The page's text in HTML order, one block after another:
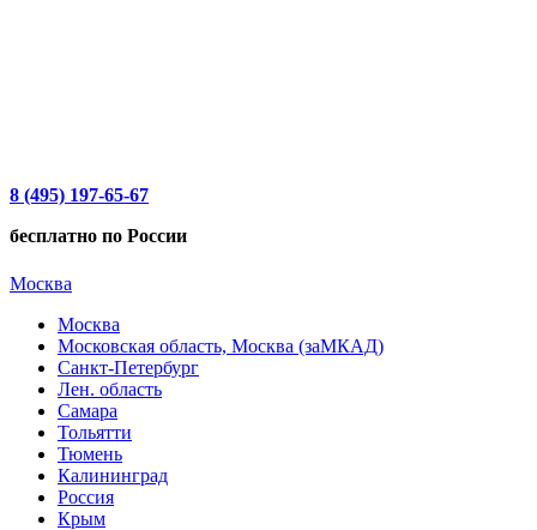
8 (495) 197-65-67
бесплатно по России
Москва
Москва
Московская область, Москва (заМКАД)
Санкт-Петербург
Лен. область
Самара
Тольятти
Тюмень
Калининград
Россия
Крым